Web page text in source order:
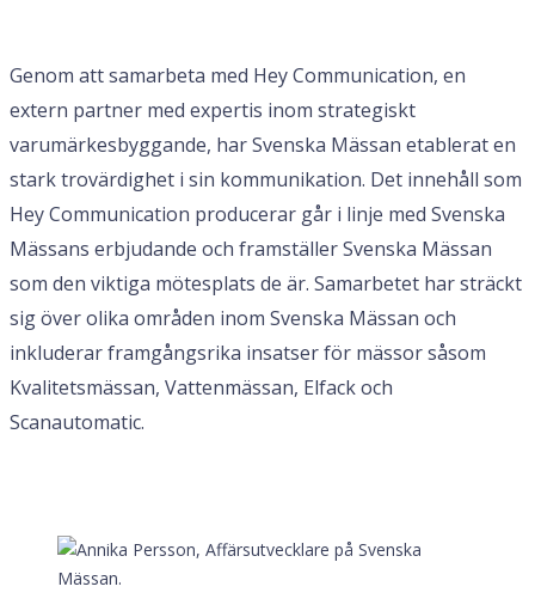
Genom att samarbeta med Hey Communication, en
extern partner med expertis inom strategiskt
varumärkesbyggande, har Svenska Mässan etablerat en
stark trovärdighet i sin kommunikation. Det innehåll som
Hey Communication producerar går i linje med Svenska
Mässans erbjudande och framställer Svenska Mässan
som den viktiga mötesplats de är. Samarbetet har sträckt
sig över olika områden inom Svenska Mässan och
inkluderar framgångsrika insatser för mässor såsom
Kvalitetsmässan, Vattenmässan, Elfack och
Scanautomatic.